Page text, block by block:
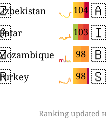
104
103
98
98
Ranking updated